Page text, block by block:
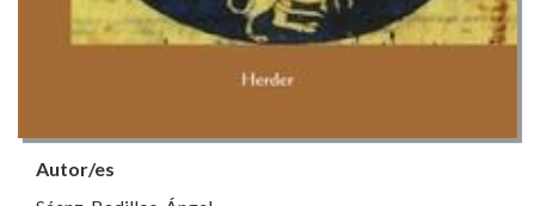
Autor/es